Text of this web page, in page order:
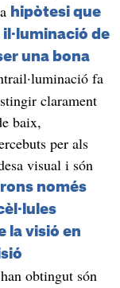
hipòtesi que
il·luminació de
una bona
fa
clarament
baix,
per als
visual i són
només
la visió en
obtingut són